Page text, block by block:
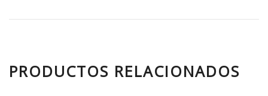
PRODUCTOS RELACIONADOS